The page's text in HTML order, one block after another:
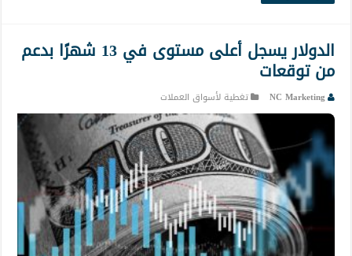
الدولار يسجل أعلى مستوى في 13 شهرًا بدعم
من توقعات
NC Marketing تغطية لأسواق العملات